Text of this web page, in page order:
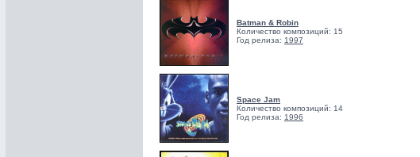
Batman & Robin
Количество композиций: 15
Год релиза: 1997
Space Jam
Количество композиций: 14
Год релиза: 1996